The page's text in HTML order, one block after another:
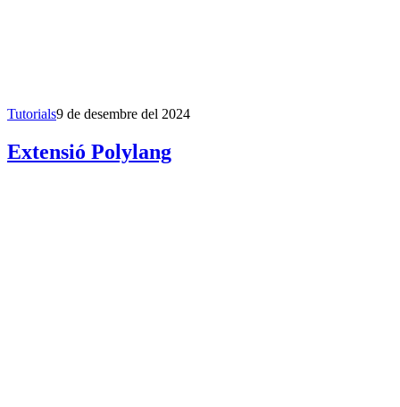
Tutorials9 de desembre del 2024
Extensió Polylang